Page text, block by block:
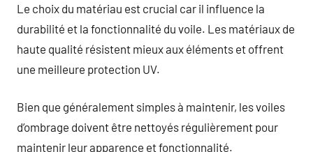
Le choix du matériau est crucial car il influence la
durabilité et la fonctionnalité du voile. Les matériaux de
haute qualité résistent mieux aux éléments et offrent
une meilleure protection UV.
Bien que généralement simples à maintenir, les voiles
d’ombrage doivent être nettoyés régulièrement pour
maintenir leur apparence et fonctionnalité.